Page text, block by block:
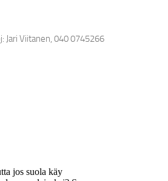
Jari Viitanen, 040 0745266